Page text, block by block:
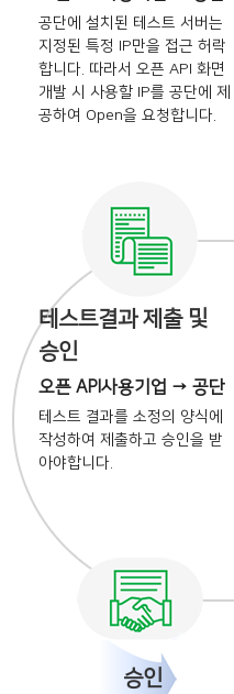
공단에 설치된 테스트 서버는
지정된 특정 IP만을 접근 허락
합니다. 따라서 오픈 API 화면
개발 시 사용할 IP를 공단에 제
공하여 Open을 요청합니다.
테스트결과 제출 및
승인
오픈 API사용기업 → 공단
테스트 결과를 소정의 양식에
작성하여 제출하고 승인을 받
아야합니다.
승인